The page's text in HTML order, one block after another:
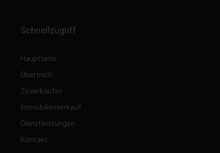
Schnellzugriff
Hauptseite
Über mich
Zu verkaufen
Immobilienverkauf
Dienstleistungen
Kontakt